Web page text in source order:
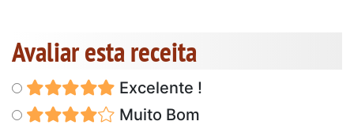
Avaliar esta receita
Excelente !
Muito Bom